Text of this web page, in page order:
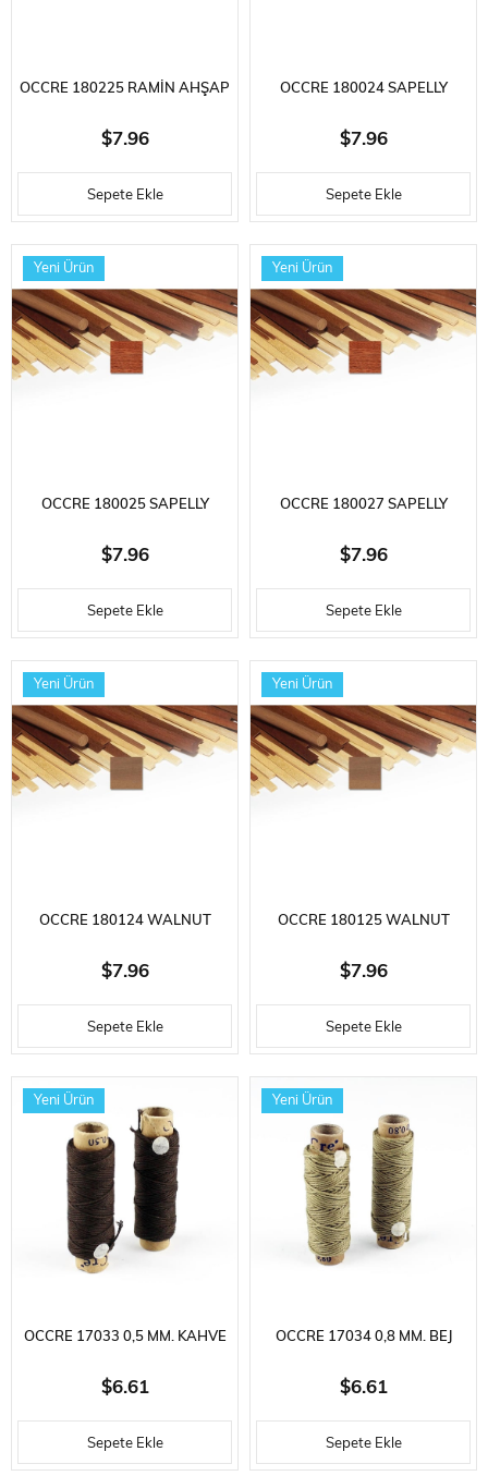
OCCRE 180225 RAMIN AHŞAP
ÇITA, 2X5X1000 MM. 10 ADET
$7.96
Sepete Ekle
OCCRE 180024 SAPELLY
AHŞAP ÇITA, 2X4X1000 MM.
10 ADET
$7.96
Sepete Ekle
OCCRE 180025 SAPELLY
AHŞAP ÇITA, 2X5X1000 MM.
10 ADET
$7.96
Sepete Ekle
Yeni Ürün
OCCRE 180027 SAPELLY
AHŞAP ÇITA, 2X7X1000 MM.
10 ADET
$7.96
Sepete Ekle
Yeni Ürün
OCCRE 180124 WALNUT
AHŞAP ÇITA, 2X4X1000 MM.
10 ADET
$7.96
Sepete Ekle
Yeni Ürün
OCCRE 180125 WALNUT
AHŞAP ÇITA, 2X5X1000 MM.
10 ADET
$7.96
Sepete Ekle
Yeni Ürün
OCCRE 17033 0,5 MM. KAHVE
RENKLI PAMUK İPLIK, 2
MAKARA
$6.61
Sepete Ekle
Yeni Ürün
OCCRE 17034 0,8 MM. BEJ
RENKLI PAMUK İPLIK, 2
MAKARA
$6.61
Sepete Ekle
Yeni Ürün